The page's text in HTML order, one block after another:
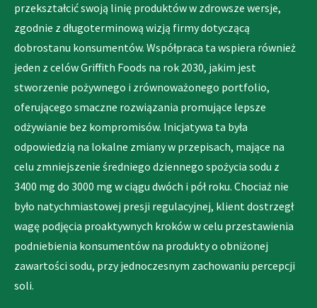
przekształcić swoją linię produktów w zdrowsze wersje,
zgodnie z długoterminową wizją firmy dotyczącą
dobrostanu konsumentów. Współpraca ta wspiera również
jeden z celów Griffith Foods na rok 2030, jakim jest
stworzenie pożywnego i zrównoważonego portfolio,
oferującego smaczne rozwiązania promujące lepsze
odżywianie bez kompromisów. Inicjatywa ta była
odpowiedzią na lokalne zmiany w przepisach, mające na
celu zmniejszenie średniego dziennego spożycia sodu z
3400 mg do 3000 mg w ciągu dwóch i pół roku. Chociaż nie
było natychmiastowej presji regulacyjnej, klient dostrzegł
wagę podjęcia proaktywnych kroków w celu przestawienia
podniebienia konsumentów na produkty o obniżonej
zawartości sodu, przy jednoczesnym zachowaniu percepcji
soli.